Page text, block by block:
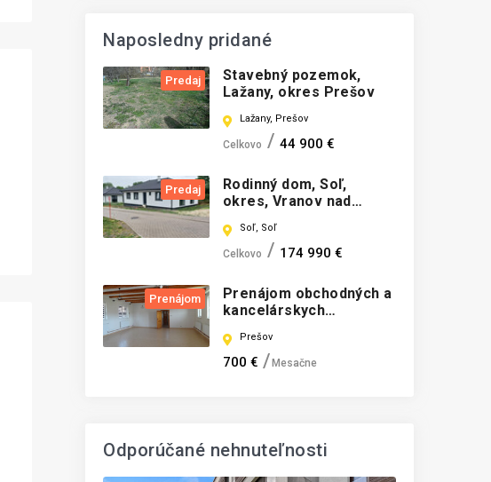
Naposledny pridané
Predaj
Stavebný pozemok,
Lažany, okres Prešov
Lažany, Prešov
Celkovo 44 900 €
Predaj
Rodinný dom, Soľ,
okres, Vranov nad
bývanie, posledný dom
Soľ, Soľ
Celkovo 174 990 €
Prenájom
Prenájom obchodných a
kancelárskych
okres Svidník
Prešov
700 € Mesačne
Odporúčané nehnuteľnosti